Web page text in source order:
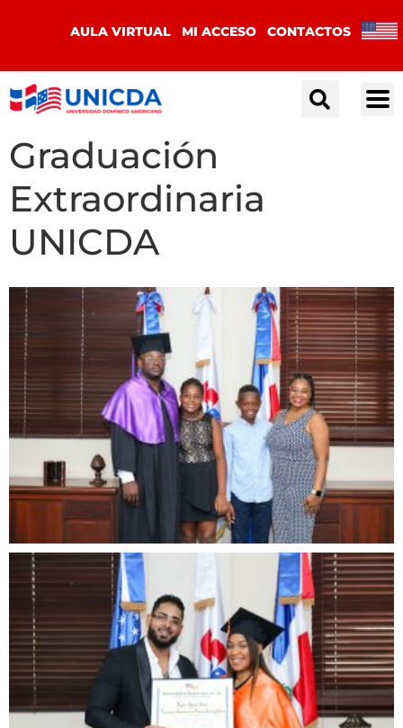
AULA VIRTUAL MI ACCESO CONTACTOS
Graduación
Extraordinaria
UNICDA